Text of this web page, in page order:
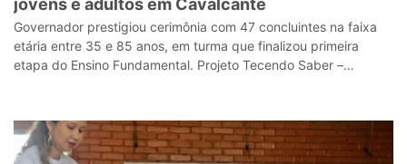
jovens e adultos em Cavalcante
Governador prestigiou cerimônia com 47 concluintes na faixa
etária entre 35 e 85 anos, em turma que finalizou primeira
etapa do Ensino Fundamental. Projeto Tecendo Saber –